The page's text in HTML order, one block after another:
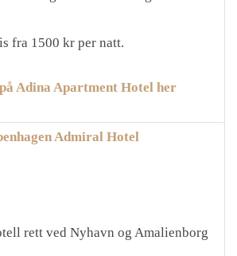
fra 1500 kr per natt.
Adina Apartment Hotel her
Admiral Hotel
rett ved Nyhavn og Amalienborg